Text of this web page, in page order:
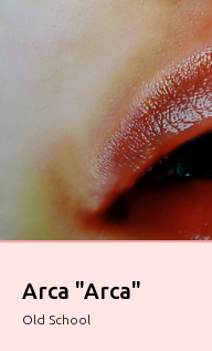
Arca "Arca"
Old School